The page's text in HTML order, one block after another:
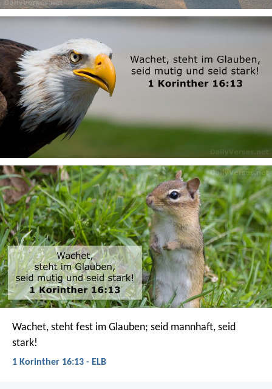
Wachet, steht fest im Glauben; seid mannhaft, seid
stark!
1 Korinther 16:13 - ELB